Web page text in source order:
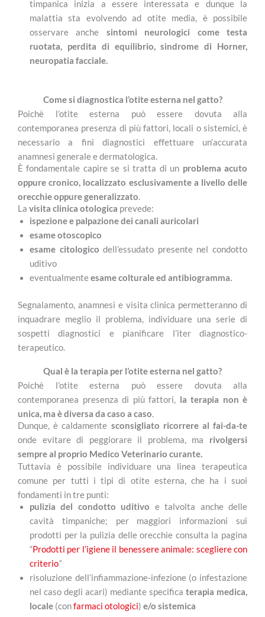
timpanica inizia a essere interessata e dunque la
malattia sta evolvendo ad otite media, è possibile
osservare anche sintomi neurologici come testa
ruotata, perdita di equilibrio, sindrome di Horner,
neuropatia facciale.
Come si diagnostica l’otite esterna nel gatto?
Poichè l’otite esterna può essere dovuta alla
contemporanea presenza di più fattori, locali o sistemici, è
necessario a fini diagnostici effettuare un’accurata
anamnesi generale e dermatologica.
È fondamentale capire se si tratta di un problema acuto
oppure cronico, localizzato esclusivamente a livello delle
orecchie oppure generalizzato.
La visita clinica otologica prevede:
ispezione e palpazione dei canali auricolari
esame otoscopico
esame citologicodell’essudato presente nel condotto
uditivo
eventualmenteesame colturale ed antibiogramma.
Segnalamento, anamnesi e visita clinica permetteranno di
inquadrare meglio il problema, individuare una serie di
sospetti diagnostici e pianificare l’iter diagnostico-
terapeutico.
Qual è la terapia per l’otite esterna nel gatto?
Poichè l’otite esterna può essere dovuta alla
contemporanea presenza di più fattori, la terapia non è
unica, ma è diversa da caso a caso.
Dunque, è caldamente sconsigliato ricorrere al fai-da-te
onde evitare di peggiorare il problema, ma rivolgersi
sempre al proprio Medico Veterinario curante.
Tuttavia è possibile individuare una linea terapeutica
comune per tutti i tipi di otite esterna, che ha i suoi
fondamenti in tre punti:
pulizia del condotto uditivo e talvolta anche delle
cavità timpaniche; per maggiori informazioni sui
prodotti per la pulizia delle orecchie consulta la pagina
“Prodotti per l’igiene il benessere animale: scegliere con
criterio”
risoluzione dell’infiammazione-infezione (o infestazione
nel caso degli acari) mediante specifica terapia medica,
locale (confarmaci otologici) e/o sistemica